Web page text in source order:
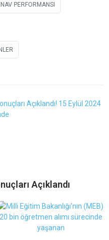
PERFORMANSI
Açıklandı